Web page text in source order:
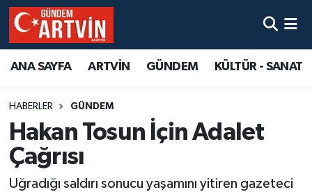
ANA SAYFA ARTVİN GÜNDEM KÜLTÜR - SANAT
HABERLER GÜNDEM
Hakan Tosun İçin Adalet
Çağrısı
Uğradığı saldırı sonucu yaşamını yitiren gazeteci